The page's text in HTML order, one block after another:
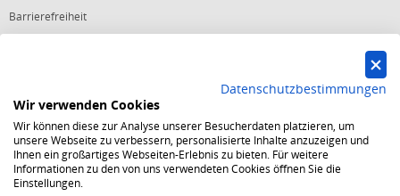
Barrierefreiheit
Starker Service
Shops mit dem Excellent Shop Award stehen seit mehr als 5,
10, 15 oder 20 Jahren für ein sicheres und angenehmes
Einkaufserlebnis.
Echte Verlässlichkeit
Datenschutzbestimmungen
Wir verwenden Cookies
Wir können diese zur Analyse unserer Besucherdaten platzieren, um
unsere Webseite zu verbessern, personalisierte Inhalte anzuzeigen und
Ihnen ein großartiges Webseiten-Erlebnis zu bieten. Für weitere
Informationen zu den von uns verwendeten Cookies öffnen Sie die
Einstellungen.